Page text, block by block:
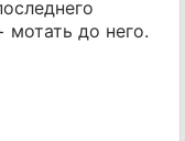
мотать до него.